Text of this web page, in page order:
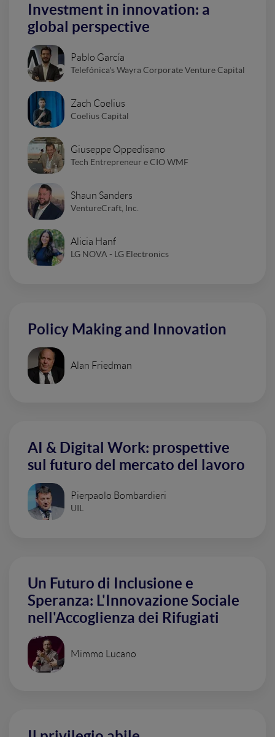
Investment in innovation: a
global perspective
Pablo García
Telefónica's Wayra Corporate Venture Capital
Zach Coelius
Coelius Capital
Giuseppe Oppedisano
Tech Entrepreneur e CIO WMF
Shaun Sanders
VentureCraft, Inc.
Alicia Hanf
LG NOVA - LG Electronics
Policy Making and Innovation
Alan Friedman
AI & Digital Work: prospettive
sul futuro del mercato del lavoro
Pierpaolo Bombardieri
UIL
Un Futuro di Inclusione e
Speranza: L'Innovazione Sociale
nell'Accoglienza dei Rifugiati
Mimmo Lucano